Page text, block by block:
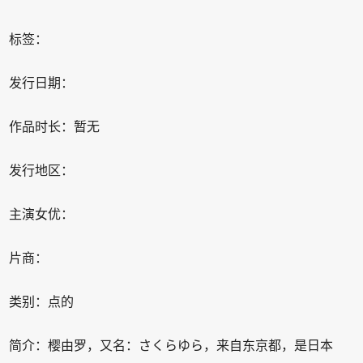
标签：
发行日期：
作品时长：暂无
发行地区：
主演女优：
片商：
类别：点的
简介：樱由罗，又名：さくらゆら，来自东京都，是日本